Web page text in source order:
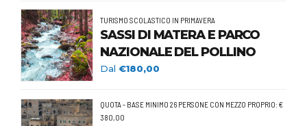
TURISMO SCOLASTICO IN PRIMAVERA
SASSI DI MATERA E PARCO
NAZIONALE DEL POLLINO
Dal€180,00
QUOTA - BASE MINIMO 26 PERSONE CON MEZZO PROPRIO: €
380,00